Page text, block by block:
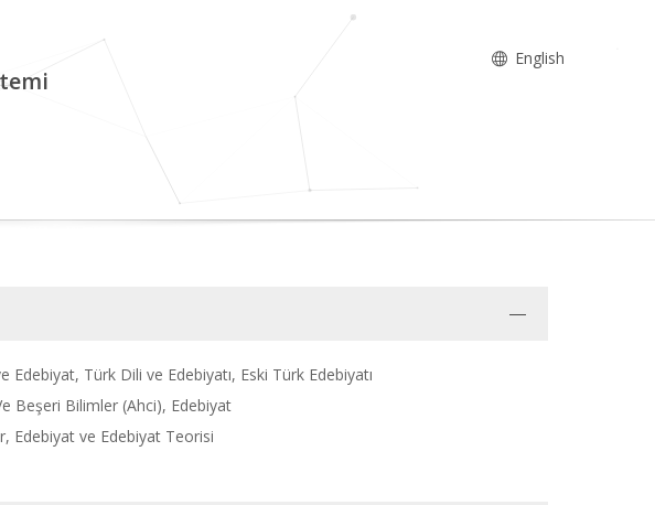
English
Edebiyat, Türk Dili ve Edebiyatı, Eski Türk Edebiyatı
Beşeri Bilimler (Ahci), Edebiyat
Edebiyat ve Edebiyat Teorisi